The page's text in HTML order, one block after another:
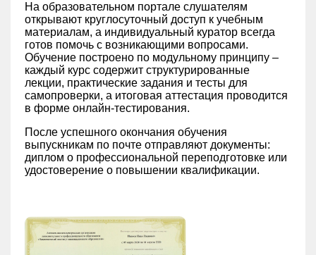
На образовательном портале слушателям
открывают круглосуточный доступ к учебным
материалам, а индивидуальный куратор всегда
готов помочь с возникающими вопросами.
Обучение построено по модульному принципу –
каждый курс содержит структурированные
лекции, практические задания и тесты для
самопроверки, а итоговая аттестация проводится
в форме онлайн-тестирования.
После успешного окончания обучения
выпускникам по почте отправляют документы:
диплом о профессиональной переподготовке или
удостоверение о повышении квалификации.